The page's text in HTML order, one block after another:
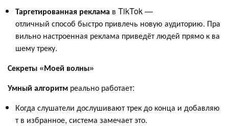
Таргетированная реклама в TikTok —
отличный способ быстро привлечь новую аудиторию. Пра
вильно настроенная реклама приведёт людей прямо к ва
шему треку.
Секреты «Моей волны»
Умный алгоритм реально работает:
Когда слушатели дослушивают трек до конца и добавляю
т в избранное, система замечает это.